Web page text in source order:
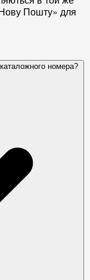
Пошту» для
номера?